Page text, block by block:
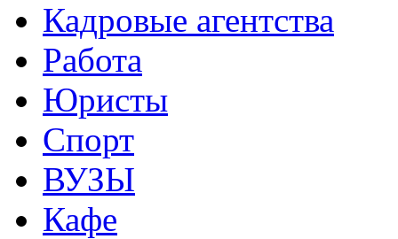
Кадровые агентства
Работа
Юристы
Спорт
ВУЗЫ
Кафе